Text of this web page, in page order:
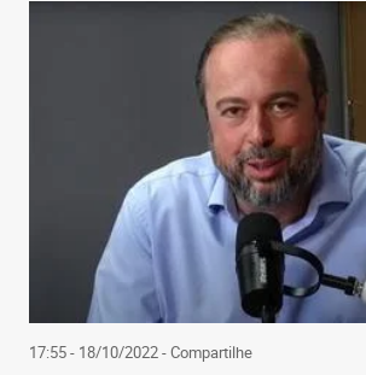
17:55 - 18/10/2022- Compartilhe